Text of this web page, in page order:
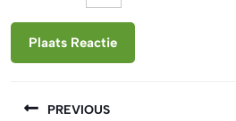
PREVIOUS